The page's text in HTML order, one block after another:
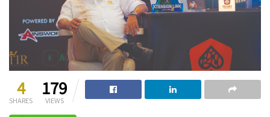
4
SHARES
179
VIEWS